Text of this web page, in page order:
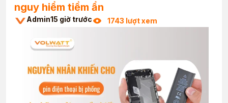
nguy hiểm tiềm ẩn
Admin15 giờ trước 1743 lượt xem